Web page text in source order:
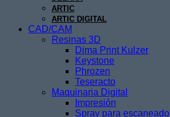
ARTIC
ARTIC DIGITAL
CAD/CAM
Resinas 3D
Dima Print Kulzer
Keystone
Phrozen
Teseracto
Maquinaria Digital
Impresión
Spray para escaneado